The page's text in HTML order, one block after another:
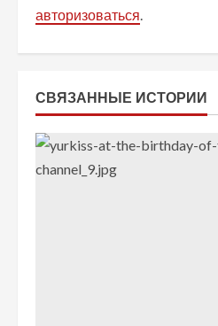
т
ь
ч
т
е
авторизоваться.
СВЯЗАННЫЕ ИСТОРИИ